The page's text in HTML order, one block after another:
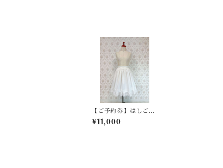
【ご予約券】はしごレ
ースエプロン
¥11,000